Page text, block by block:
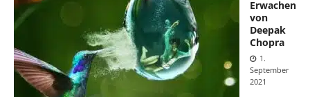
Erwachen
von
Deepak
Chopra
1.
September
2021